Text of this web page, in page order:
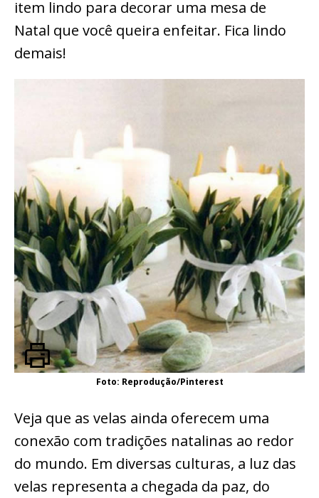
item lindo para decorar uma mesa de
Natal que você queira enfeitar. Fica lindo
demais!
Foto: Reprodução/Pinterest
Veja que as velas ainda oferecem uma
conexão com tradições natalinas ao redor
do mundo. Em diversas culturas, a luz das
velas representa a chegada da paz, do